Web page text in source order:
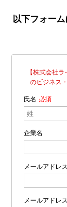
以下フォー
【株式会社
のビジネス
氏名
企業名
メールアドレス
メールアドレ